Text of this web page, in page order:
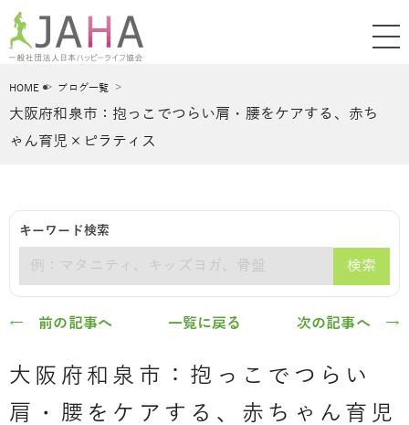
HOME ブログ一覧
大阪府和泉市：抱っこでつらい肩・腰をケアする、赤ち
ゃん育児×ピラティス
キーワード検索
検索
← 前の記事へ 一覧に戻る 次の記事へ →
大阪府和泉市：抱っこでつらい
肩・腰をケアする、赤ちゃん育児